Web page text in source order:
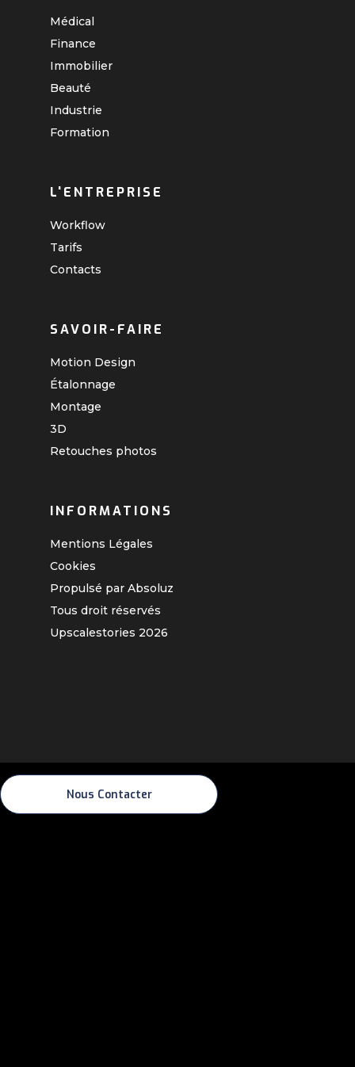
Médical
Finance
Immobilier
Beauté
Industrie
Formation
L'ENTREPRISE
Workflow
Tarifs
Contacts
SAVOIR-FAIRE
Motion Design
Étalonnage
Montage
3D
Retouches photos
INFORMATIONS
Mentions Légales
Cookies
Propulsé par Absoluz
Tous droit réservés
Upscalestories 2026
Nous Contacter